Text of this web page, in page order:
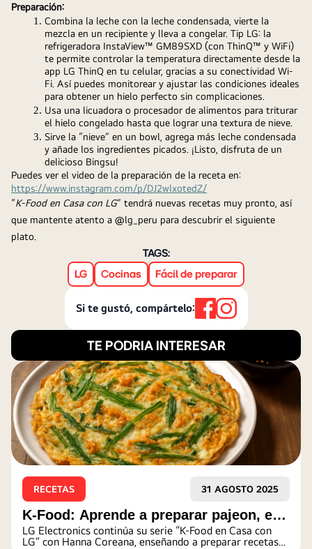
Preparación:
Combina la leche con la leche condensada, vierte la
mezcla en un recipiente y lleva a congelar. Tip LG: la
refrigeradora InstaView™ GM89SXD (con ThinQ™ y WiFi)
te permite controlar la temperatura directamente desde la
app LG ThinQ en tu celular, gracias a su conectividad Wi-
Fi. Así puedes monitorear y ajustar las condiciones ideales
para obtener un hielo perfecto sin complicaciones.
Usa una licuadora o procesador de alimentos para triturar
el hielo congelado hasta que lograr una textura de nieve.
Sirve la “nieve” en un bowl, agrega más leche condensada
y añade los ingredientes picados. ¡Listo, disfruta de un
delicioso Bingsu!
https://www.instagram.com/p/DJ2wlxotedZ/
“K-Food en Casa con LG” tendrá nuevas recetas muy pronto, así
que mantente atento a @lg_peru para descubrir el siguiente
plato.
TAGS:
LG
Cocinas Fácil de preparar
Si te gustó, compártelo:
TE PODRIA INTERESAR
RECETAS 31 AGOSTO 2025
K-Food: Aprende a preparar pajeon, el
popular plato de Corea del Sur
LG Electronics continúa su serie “K-Food en Casa con
LG” con Hanna Coreana, enseñando a preparar recetas